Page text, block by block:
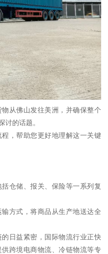
从佛山发往美洲，并确保整个
讨的话题。
，帮助您更好地理解这一关键
仓储、报关、保险等一系列复
方式，将商品从生产地送达全
日益紧密，国际物流行业正快
跨境电商物流、冷链物流等专